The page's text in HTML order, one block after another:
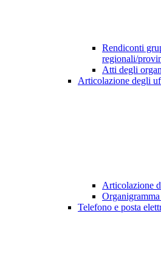
Rendiconti
regionali/
Atti degli
Articolazione degli
Articolazione
Organigramma
Telefono e posta